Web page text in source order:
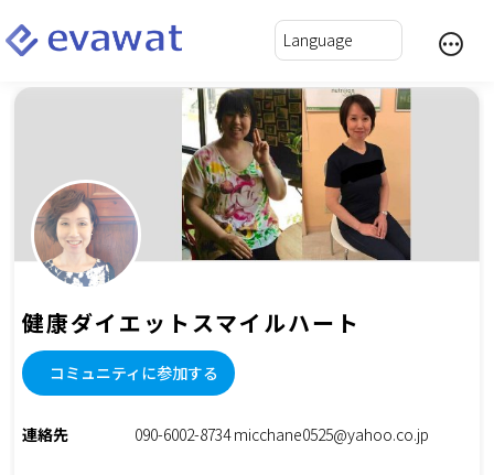
健康ダイエットスマイルハート
コミュニティに参加する
連絡先 090-6002-8734 micchane0525@yahoo.co.jp